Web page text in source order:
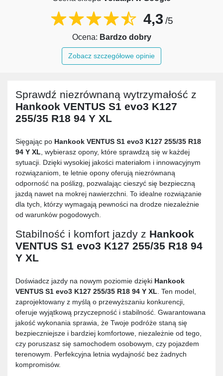
4,3 /5
Ocena: Bardzo dobry
Zobacz szczegółowe opinie
Sprawdź niezrównaną wytrzymałość z
Hankook VENTUS S1 evo3 K127
255/35 R18 94 Y XL
Sięgając po Hankook VENTUS S1 evo3 K127 255/35 R18
94 Y XL, wybierasz opony, które sprawdzą się w każdej
sytuacji. Dzięki wysokiej jakości materiałom i innowacyjnym
rozwiązaniom, te letnie opony oferują niezrównaną
odporność na poślizg, pozwalając cieszyć się bezpieczną
jazdą nawet na mokrej nawierzchni. To idealne rozwiązanie
dla tych, którzy wymagają pewności na drodze niezależnie
od warunków pogodowych.
Stabilność i komfort jazdy z Hankook
VENTUS S1 evo3 K127 255/35 R18 94
Y XL
Doświadcz jazdy na nowym poziomie dzięki Hankook
VENTUS S1 evo3 K127 255/35 R18 94 Y XL. Ten model,
zaprojektowany z myślą o przewyższaniu konkurencji,
oferuje wyjątkową przyczepność i stabilność. Gwarantowana
jakość wykonania sprawia, że Twoje podróże staną się
bezpieczniejsze i bardziej komfortowe, niezależnie od tego,
czy poruszasz się samochodem osobowym, czy pojazdem
terenowym. Perfekcyjna letnia wydajność bez żadnych
kompromisów.